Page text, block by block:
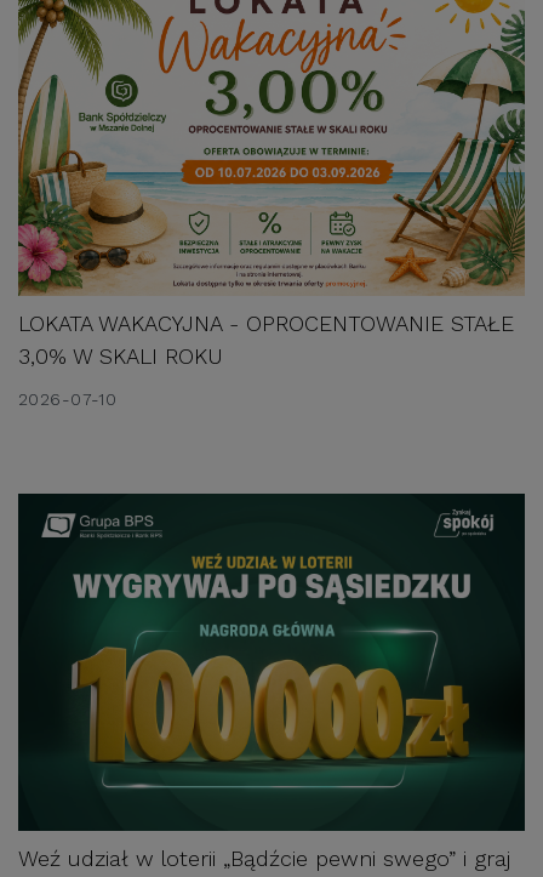
LOKATA WAKACYJNA - OPROCENTOWANIE STAŁE
3,0% W SKALI ROKU
2026-07-10
Weź udział w loterii „Bądźcie pewni swego” i graj